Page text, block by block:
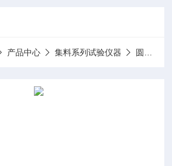
产品中心 集料系列试验仪器 圆盘耐磨硬度试验机